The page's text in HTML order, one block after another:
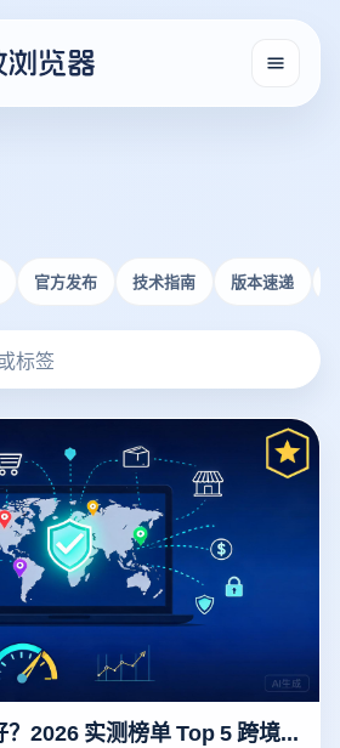
官方发布 技术指南 版本速递
ip代理软件哪个好？2026 实测榜单 Top 5 跨境必收藏